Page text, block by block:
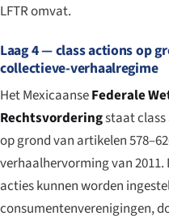
LFTR omvat.
Laag 4 — class actions op
collectieve-verhaalregime
Het MexicaanseFederale
Rechtsvorderingstaat
op grond van artikelen
verhaalhervorming van
acties kunnen worden
consumentenverenigingen,